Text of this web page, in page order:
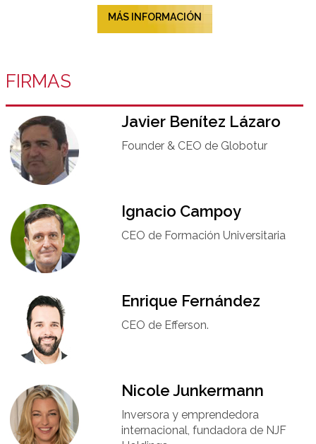
MÁS INFORMACIÓN
FIRMAS
Javier Benítez Lázaro
Founder & CEO de Globotur​
Ignacio Campoy​
CEO de Formación Universitaria​
Enrique Fernández
CEO de Efferson.
Nicole Junkermann​
Inversora y emprendedora
internacional, fundadora de NJF